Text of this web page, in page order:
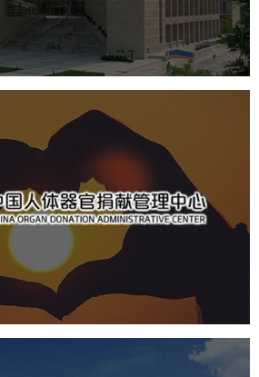
展厅空间设计
官捐献管理中心
品牌官网 网站建设